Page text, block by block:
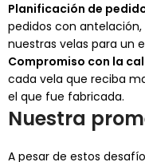
Planificación de
pedidos con
nuestras velas para un
Compromiso con la
cada vela que reciba
el que fue fabricada.
Nuestra
A pesar de estos